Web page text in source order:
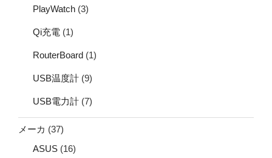
PlayWatch (3)
Qi充電 (1)
RouterBoard (1)
USB温度計 (9)
USB電力計 (7)
メーカ (37)
ASUS (16)